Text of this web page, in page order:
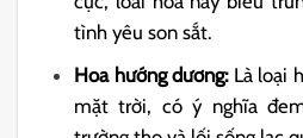
tình yêu son sắt.
Hoa hướng dương:Là loại
mặt trời, có ý nghĩa